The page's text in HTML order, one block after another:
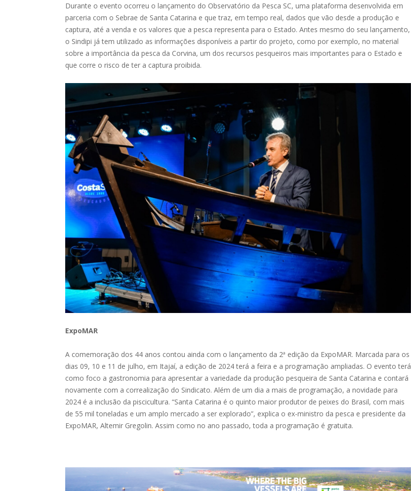
Durante o evento ocorreu o lançamento do Observatório da Pesca SC, uma plataforma desenvolvida em
parceria com o Sebrae de Santa Catarina e que traz, em tempo real, dados que vão desde a produção e
captura, até a venda e os valores que a pesca representa para o Estado. Antes mesmo do seu lançamento,
o Sindipi já tem utilizado as informações disponíveis a partir do projeto, como por exemplo, no material
sobre a importância da pesca da Corvina, um dos recursos pesqueiros mais importantes para o Estado e
que corre o risco de ter a captura proibida.
ExpoMAR
A comemoração dos 44 anos contou ainda com o lançamento da 2ª edição da ExpoMAR. Marcada para os
dias 09, 10 e 11 de julho, em Itajaí, a edição de 2024 terá a feira e a programação ampliadas. O evento terá
como foco a gastronomia para apresentar a variedade da produção pesqueira de Santa Catarina e contará
novamente com a correalização do Sindicato. Além de um dia a mais de programação, a novidade para
2024 é a inclusão da piscicultura. “Santa Catarina é o quinto maior produtor de peixes do Brasil, com mais
de 55 mil toneladas e um amplo mercado a ser explorado”, explica o ex-ministro da pesca e presidente da
ExpoMAR, Altemir Gregolin. Assim como no ano passado, toda a programação é gratuita.